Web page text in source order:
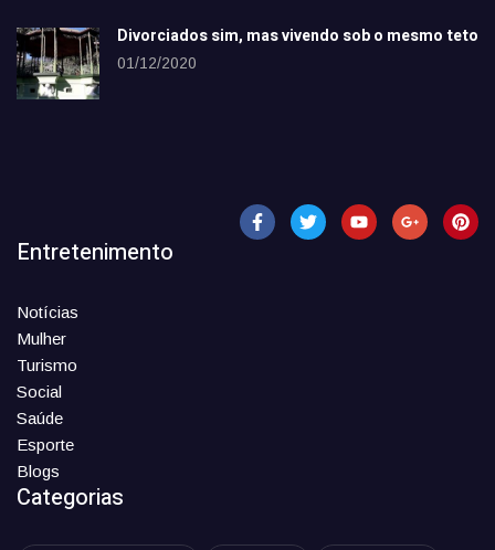
Divorciados sim, mas vivendo sob o mesmo teto
01/12/2020
Entretenimento
Notícias
Mulher
Turismo
Social
Saúde
Esporte
Blogs
Categorias